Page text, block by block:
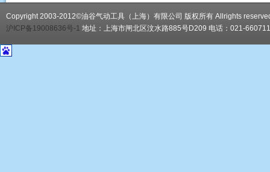
Copyright 2003-2012©油谷气动工具（上海）有限公司 版权所有 Allrights
沪ICP备19008636号-1 地址：上海市闸北区汶水路885号D209 电话：021-